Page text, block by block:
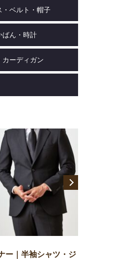
・ベルト・帽子
ばん・時計
カーディガン
ー｜半袖シャツ・ジ